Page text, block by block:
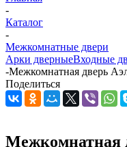
-
Каталог
-
Межкомнатные двери
Арки дверныеВходные
-Межкомнатная дверь
Поделиться
Межкомнатная